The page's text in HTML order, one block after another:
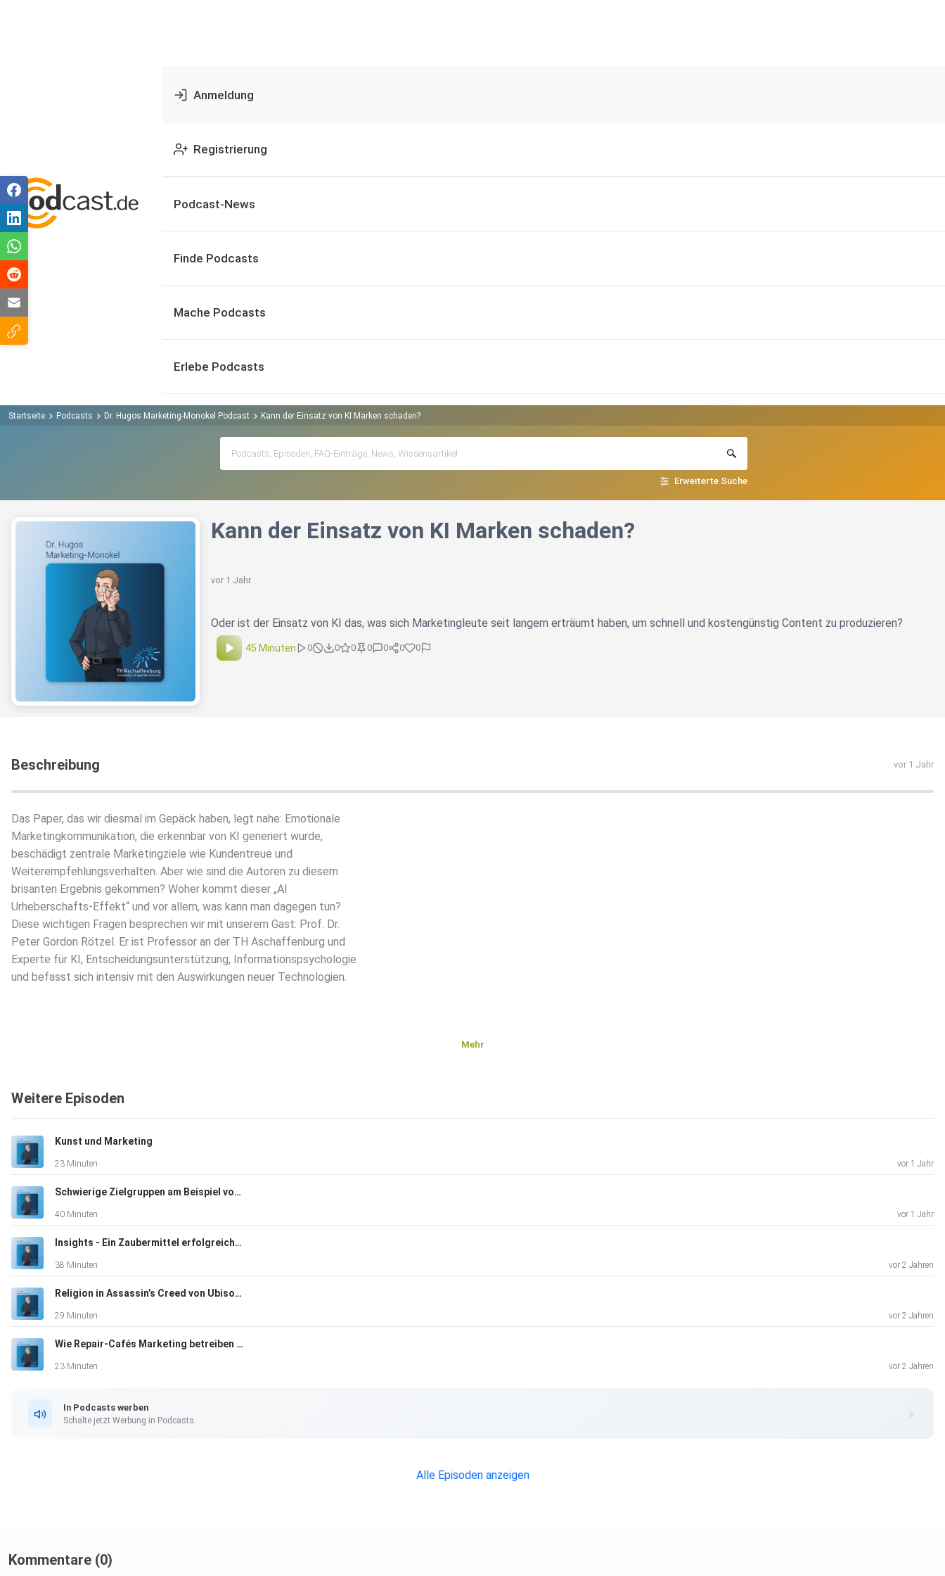
Anmeldung
Registrierung
Podcast-News
Finde Podcasts
Mache Podcasts
Erlebe Podcasts
Startseite Podcasts Dr. Hugos Marketing-Monokel Podcast Kann der Einsatz von KI Marken schaden?
Erweiterte Suche
Kann der Einsatz von KI Marken schaden?
vor 1 Jahr
Oder ist der Einsatz von KI das, was sich Marketingleute seit langem erträumt haben, um schnell und kostengünstig Content zu produzieren?
45 Minuten 0 0 0 0 0 0 0
Beschreibung vor 1 Jahr
Das Paper, das wir diesmal im Gepäck haben, legt nahe: Emotionale
Marketingkommunikation, die erkennbar von KI generiert wurde,
beschädigt zentrale Marketingziele wie Kundentreue und
Weiterempfehlungsverhalten. Aber wie sind die Autoren zu diesem
brisanten Ergebnis gekommen? Woher kommt dieser „AI
Urheberschafts-Effekt“ und vor allem, was kann man dagegen tun?
Diese wichtigen Fragen besprechen wir mit unserem Gast: Prof. Dr.
Peter Gordon Rötzel. Er ist Professor an der TH Aschaffenburg und
Experte für KI, Entscheidungsunterstützung, Informationspsychologie
und befasst sich intensiv mit den Auswirkungen neuer Technologien.
Mehr
Weitere Episoden
Kunst und Marketing
23 Minuten vor 1 Jahr
Schwierige Zielgruppen am Beispiel von Männern und Hautpflege
40 Minuten vor 1 Jahr
Insights - Ein Zaubermittel erfolgreicher Marketingkommunikation?
38 Minuten vor 2 Jahren
Religion in Assassin’s Creed von Ubisoft (und was wir daraus lernen können).
29 Minuten vor 2 Jahren
Wie Repair-Cafés Marketing betreiben (und was wir daraus lernen können).
23 Minuten vor 2 Jahren
In Podcasts werben
Schalte jetzt Werbung in Podcasts.
Alle Episoden anzeigen
Kommentare (0)